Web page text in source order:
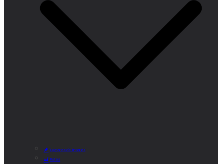
Lugares de Interés
Rutas